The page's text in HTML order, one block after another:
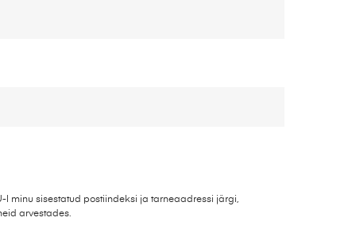
minu sisestatud postiindeksi ja tarneaadressi järgi,
arvestades.